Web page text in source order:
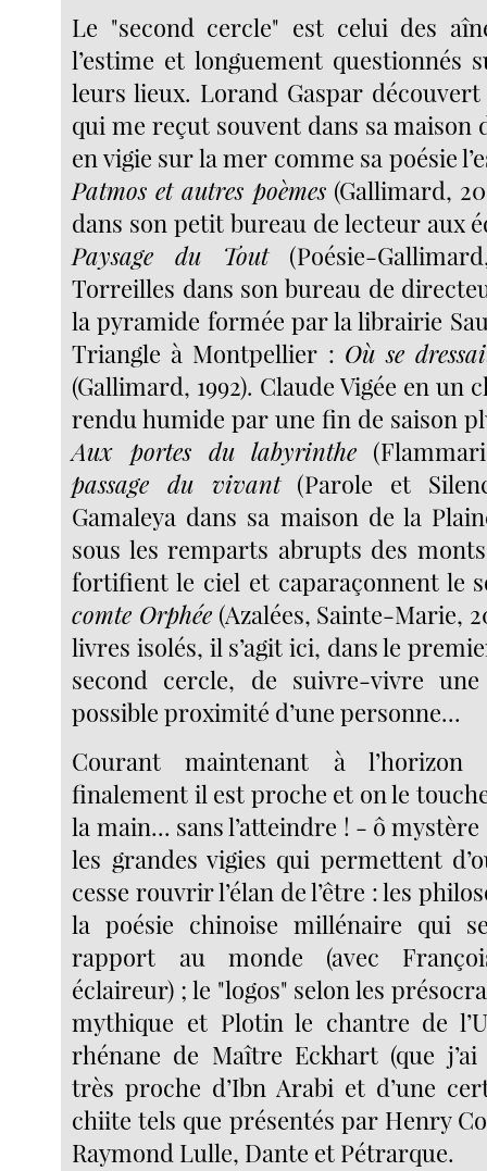
Le "second cercle" est celui des
l’estime et longuement questionnés
leurs lieux. Lorand Gaspar
qui me reçut souvent dans sa maison
en vigie sur la mer comme sa poésie
Patmos et autres poèmes(Gallimard,
dans son petit bureau de lecteur aux
Paysage du Tout(Poésie-
Torreilles dans son bureau de
la pyramide formée par la librairie
Triangle à Montpellier : Où se
(Gallimard, 1992). Claude Vigée en un
rendu humide par une fin de saison
Aux portes du labyrinthe
passage du vivant(Parole et
Gamaleya dans sa maison de la
sous les remparts abrupts des
fortifient le ciel et caparaçonnent le
comte Orphée(Azalées, Sainte-Marie,
livres isolés, il s’agit ici, dans le
second cercle, de suivre-vivre
possible proximité d’une personne...
Courant maintenant à
finalement il est proche et on le
la main... sans l’atteindre ! - ô
les grandes vigies qui permettent
cesse rouvrir l’élan de l’être : les
la poésie chinoise millénaire qui
rapport au monde (avec
éclaireur) ; le "logos" selon les
mythique et Plotin le chantre de
rhénane de Maître Eckhart (que
très proche d’Ibn Arabi et d’une
chiite tels que présentés par Henry
Raymond Lulle, Dante et Pétrarque.